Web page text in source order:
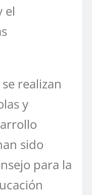
el
realizan
y
sido
para la